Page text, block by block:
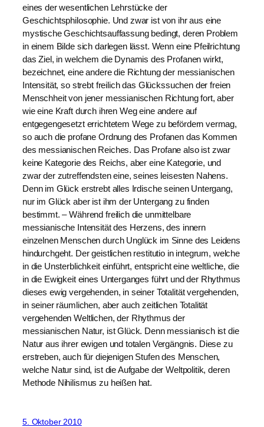
eines der wesentlichen Lehrstücke der
Geschichtsphilosophie. Und zwar ist von ihr aus eine
mystische Geschichtsauffassung bedingt, deren Problem
in einem Bilde sich darlegen lässt. Wenn eine Pfeilrichtung
das Ziel, in welchem die Dynamis des Profanen wirkt,
bezeichnet, eine andere die Richtung der messianischen
Intensität, so strebt freilich das Glückssuchen der freien
Menschheit von jener messianischen Richtung fort, aber
wie eine Kraft durch ihren Weg eine andere auf
entgegengesetzt errichtetem Wege zu befördern vermag,
so auch die profane Ordnung des Profanen das Kommen
des messianischen Reiches. Das Profane also ist zwar
keine Kategorie des Reichs, aber eine Kategorie, und
zwar der zutreffendsten eine, seines leisesten Nahens.
Denn im Glück erstrebt alles Irdische seinen Untergang,
nur im Glück aber ist ihm der Untergang zu finden
bestimmt. – Während freilich die unmittelbare
messianische Intensität des Herzens, des innern
einzelnen Menschen durch Unglück im Sinne des Leidens
hindurchgeht. Der geistlichen restitutio in integrum, welche
in die Unsterblichkeit einführt, entspricht eine weltliche, die
in die Ewigkeit eines Unterganges führt und der Rhythmus
dieses ewig vergehenden, in seiner Totalität vergehenden,
in seiner räumlichen, aber auch zeitlichen Totalität
vergehenden Weltlichen, der Rhythmus der
messianischen Natur, ist Glück. Denn messianisch ist die
Natur aus ihrer ewigen und totalen Vergängnis. Diese zu
erstreben, auch für diejenigen Stufen des Menschen,
welche Natur sind, ist die Aufgabe der Weltpolitik, deren
Methode Nihilismus zu heißen hat.
5. Oktober 2010